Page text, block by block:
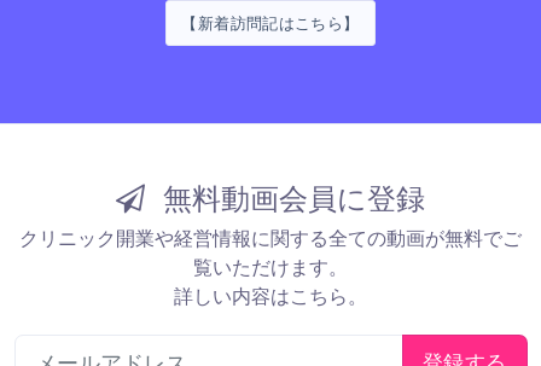
【新着訪問記はこちら】
無料動画会員に登録
クリニック開業や経営情報に関する全ての動画が無料でご
覧いただけます。
詳しい内容はこちら。